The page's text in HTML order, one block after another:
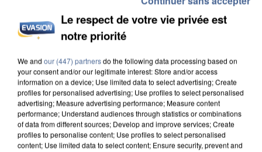
UNE TOURISTE DE L’OISE EMPORTÉE PAR UNE
COULÉE DE BOUE EN HAUTE-SAVOIE
Le respect de votre vie privée est
notre priorité
We and our (447) partnersdo the following data processing based on
your consent and/or our legitimate interest: Store and/or access
information on a device; Use limited data to select advertising; Create
profiles for personalised advertising; Use profiles to select personalised
advertising; Measure advertising performance; Measure content
performance; Understand audiences through statistics or combinations
of data from different sources; Develop and improve services; Create
profiles to personalise content; Use profiles to select personalised
content; Use limited data to select content; Ensure security, prevent and